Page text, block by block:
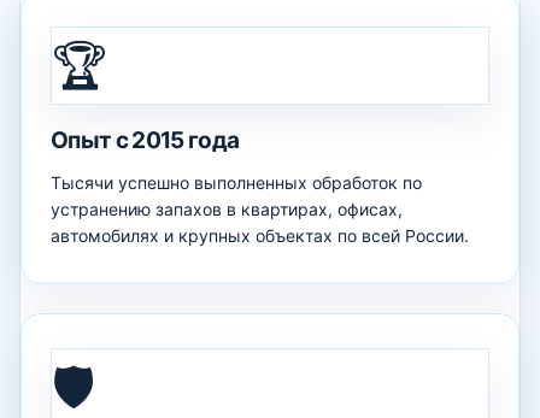
🏆
Опыт с 2015 года
Тысячи успешно выполненных обработок по
устранению запахов в квартирах, офисах,
автомобилях и крупных объектах по всей России.
🛡️